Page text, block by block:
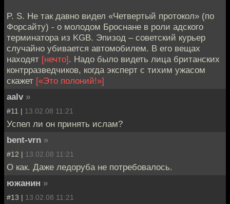
P. S. Не так давно видел «Четвертый протокол» (по
Форсайту) - о молодом Броснане в роли адского
терминатора из KGB. Эпизод – советский курьер
случайно убивается автомобилем. В его вещах
находят [нечто]. Надо было видеть лица британских
контрразведчиков, когда эксперт с тихим ужасом
скажет [«Это полоний!»]
aalv »
#11 | 13.02.08 11:21
Успел ли он принять ислам?
bent-vrn »
#12 | 13.02.08 11:21
О как. Даже ледоруба не потребовалось.
южанин »
#13 | 13.02.08 11:21